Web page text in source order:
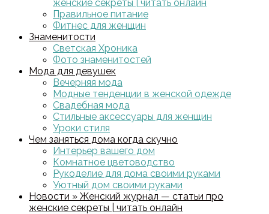
женские секреты | читать онлайн
Правильное питание
Фитнес для женщин
Знаменитости
Светская Хроника
Фото знаменитостей
Мода для девушек
Вечерняя мода
Модные тенденции в женской одежде
Свадебная мода
Стильные аксессуары для женщин
Уроки стиля
Чем заняться дома когда скучно
Интерьер вашего дом
Комнатное цветоводство
Рукоделие для дома своими руками
Уютный дом своими руками
Новости » Женский журнал — статьи про
женские секреты | читать онлайн